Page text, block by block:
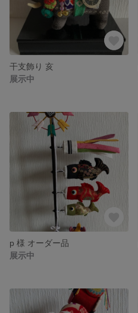
干支飾り 亥
展示中
p 様 オーダー品
展示中